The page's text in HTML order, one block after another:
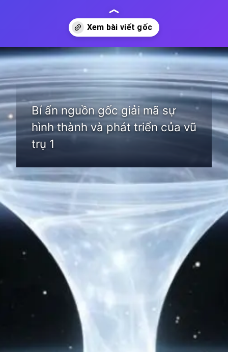
Đang mở https://thienvanhoc.edu.vn/su-hinh-thanh-va-phat-trien-cua-vu-tru
Bí ẩn nguồn gốc giải mã sự
hình thành và phát triển của vũ
trụ 1